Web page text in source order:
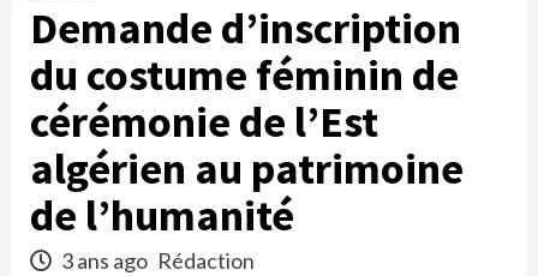
Demande d’inscription
du costume féminin de
cérémonie de l’Est
algérien au patrimoine
de l’humanité
3 ans ago Rédaction